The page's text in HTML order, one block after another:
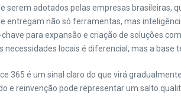
adotados pelas empresas brasileiras,
entregam não só ferramentas, mas
para expansão e criação de soluções
necessidades locais é diferencial, mas a base
365 é um sinal claro do que virá
e reinvenção pode representar um salto